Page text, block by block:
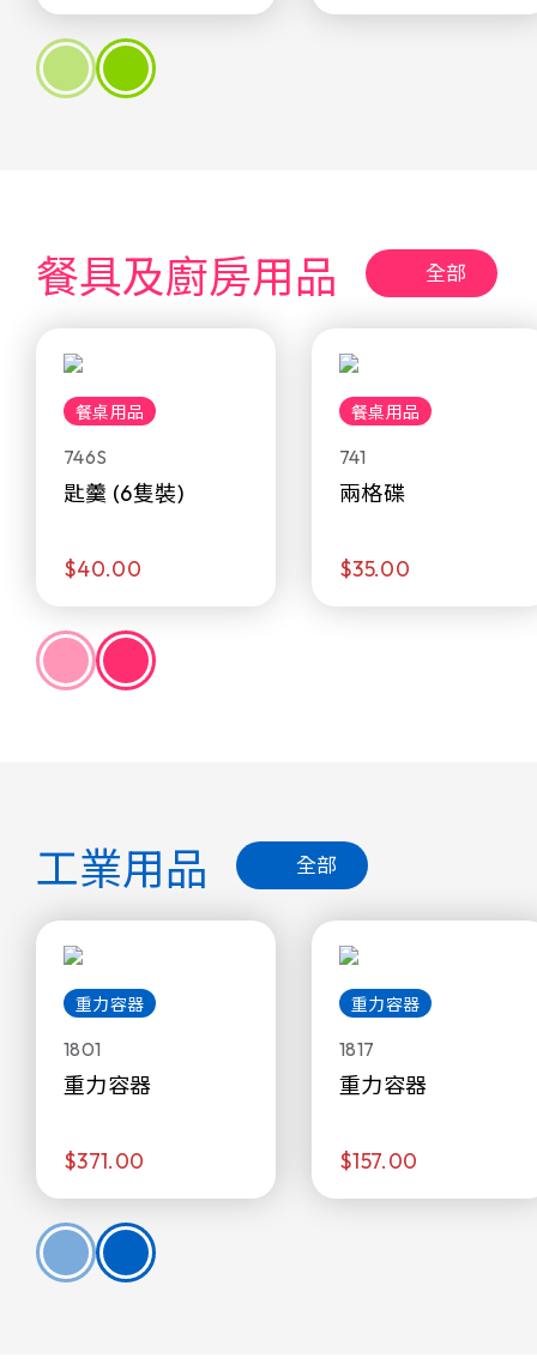
餐具及廚房用品 全部
餐桌用品
746S
匙羹 (6隻裝)
$40.00
餐桌用品
741
兩格碟
$35.00
工業用品 全部
重力容器
1801
重力容器
$371.00
重力容器
1817
重力容器
$157.00